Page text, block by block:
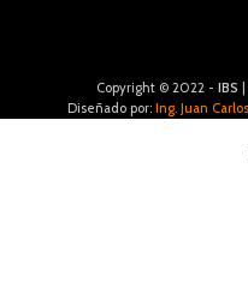
Copyright © 2022 - IBS
Diseñado por: Ing. Juan